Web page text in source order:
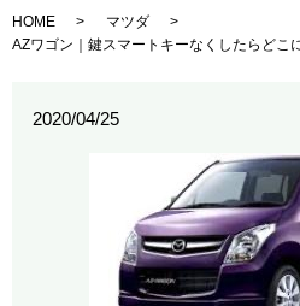
HOME
マツダ
AZワゴン｜鍵スマートキーなくしたらどこ
2020/04/25